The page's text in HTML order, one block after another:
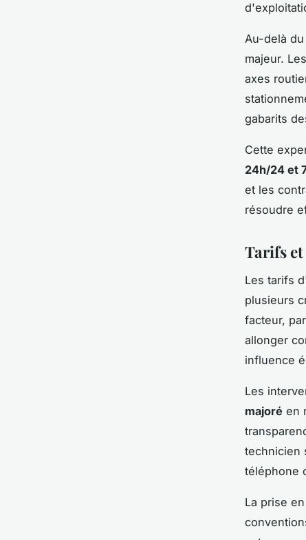
Au-delà
majeur.
axes
gabarits
Cette
24h/24 et
et les
résoudre
Tarifs et
Les tarifs
plusieurs
facteur,
allonger
influence
Les
majoré en
technicien
téléphone
La prise